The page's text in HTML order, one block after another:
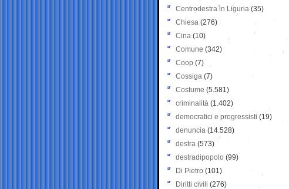
Centrodestra in Liguria (35)
Chiesa (276)
Cina (10)
Comune (342)
Coop (7)
Cossiga (7)
Costume (5.581)
criminalità (1.402)
democratici e progressisti (19)
denuncia (14.528)
destra (573)
destradipopolo (99)
Di Pietro (101)
Diritti civili (276)